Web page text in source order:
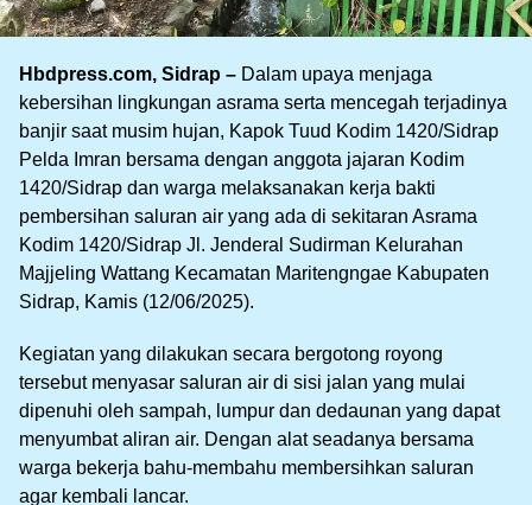
Hbdpress.com, Sidrap – Dalam upaya menjaga
kebersihan lingkungan asrama serta mencegah terjadinya
banjir saat musim hujan, Kapok Tuud Kodim 1420/Sidrap
Pelda Imran bersama dengan anggota jajaran Kodim
1420/Sidrap dan warga melaksanakan kerja bakti
pembersihan saluran air yang ada di sekitaran Asrama
Kodim 1420/Sidrap Jl. Jenderal Sudirman Kelurahan
Majjeling Wattang Kecamatan Maritengngae Kabupaten
Sidrap, Kamis (12/06/2025).
Kegiatan yang dilakukan secara bergotong royong
tersebut menyasar saluran air di sisi jalan yang mulai
dipenuhi oleh sampah, lumpur dan dedaunan yang dapat
menyumbat aliran air. Dengan alat seadanya bersama
warga bekerja bahu-membahu membersihkan saluran
agar kembali lancar.